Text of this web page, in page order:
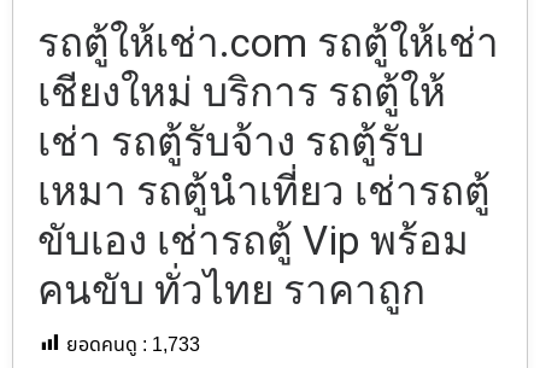
รถตู้ให้เช่า.com รถตู้ให้เช่า
เชียงใหม่ บริการ รถตู้ให้
เช่า รถตู้รับจ้าง รถตู้รับ
เหมา รถตู้นำเที่ยว เช่ารถตู้
ขับเอง เช่ารถตู้ Vip พร้อม
คนขับ ทั่วไทย ราคาถูก
ยอดคนดู : 1,733